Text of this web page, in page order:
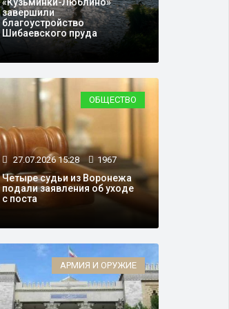
завершили
благоустройство
Шибаевского пруда
ОБЩЕСТВО
27.07.2026 15:28 1967
Четыре судьи из Воронежа
подали заявления об уходе
с поста
АРМИЯ И ОРУЖИЕ